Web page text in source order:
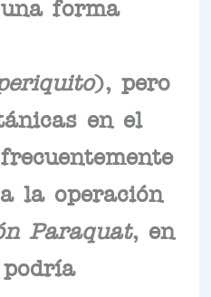
forma
), pero
en el
la operación
Paraquat, en